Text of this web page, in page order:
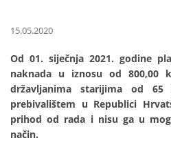
15.05.2020
Od 01. siječnja 2021. godine
naknada u iznosu od 800,00
državljanima starijima od
prebivalištem u Republici
prihod od rada i nisu ga u
način.